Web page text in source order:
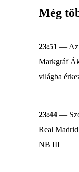
Még
23:51 — Az
Markgráf
világba
23:44 —
Real
NB III